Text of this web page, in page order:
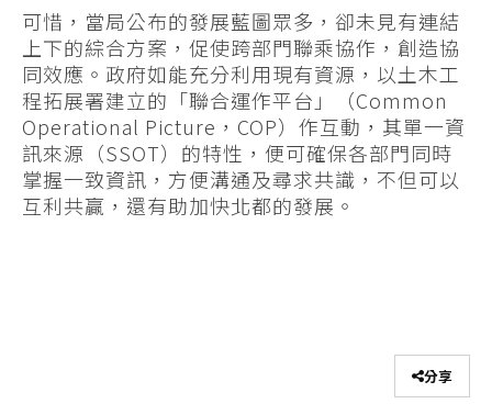
可惜，當局公布的發展藍圖眾多，卻未見有連結
上下的綜合方案，促使跨部門聯乘協作，創造協
同效應。政府如能充分利用現有資源，以土木工
程拓展署建立的「聯合運作平台」（Common
Operational Picture，COP）作互動，其單一資
訊來源（SSOT）的特性，便可確保各部門同時
掌握一致資訊，方便溝通及尋求共識，不但可以
互利共贏，還有助加快北都的發展。
分享